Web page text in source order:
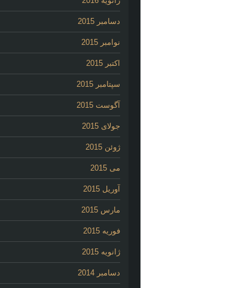
دسامبر 2015
نوامبر 2015
اکتبر 2015
سپتامبر 2015
آگوست 2015
جولای 2015
ژوئن 2015
می 2015
آوریل 2015
مارس 2015
فوریه 2015
ژانویه 2015
دسامبر 2014